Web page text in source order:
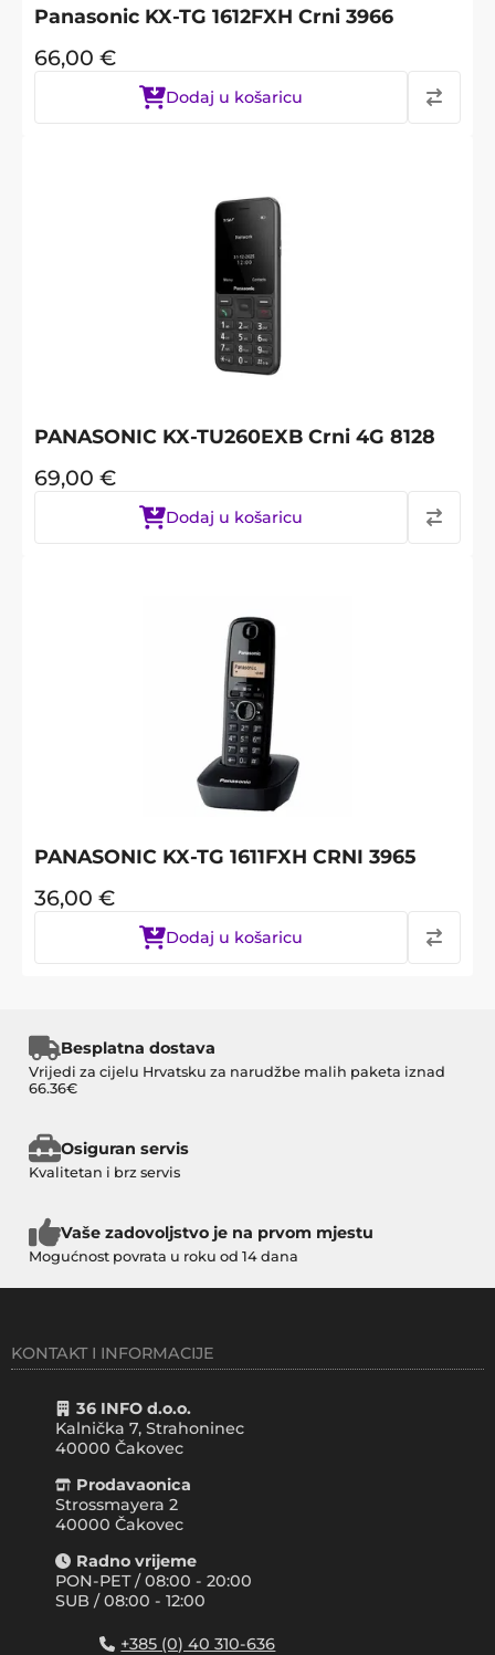
Panasonic KX-TG 1612FXH Crni 3966
66,00 €
Dodaj u košaricu
PANASONIC KX-TU260EXB Crni 4G 8128
69,00 €
Dodaj u košaricu
PANASONIC KX-TG 1611FXH CRNI 3965
36,00 €
Dodaj u košaricu
Besplatna dostava
Vrijedi za cijelu Hrvatsku za narudžbe malih paketa iznad
66.36€
Osiguran servis
Kvalitetan i brz servis
Vaše zadovoljstvo je na prvom mjestu
Mogućnost povrata u roku od 14 dana
KONTAKT I INFORMACIJE
36 INFO d.o.o.
Kalnička 7, Strahoninec
40000 Čakovec
Prodavaonica
Strossmayera 2
40000 Čakovec
Radno vrijeme
PON-PET / 08:00 - 20:00
SUB / 08:00 - 12:00
+385 (0) 40 310-636